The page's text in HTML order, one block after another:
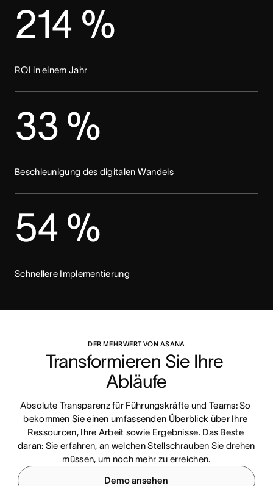
214 %
ROI in einem Jahr
33 %
Beschleunigung des digitalen Wandels
54 %
Schnellere Implementierung
DER MEHRWERT VON ASANA
Transformieren Sie Ihre
Abläufe
Absolute Transparenz für Führungskräfte und Teams: So
bekommen Sie einen umfassenden Überblick über Ihre
Ressourcen, Ihre Arbeit sowie Ergebnisse. Das Beste
daran: Sie erfahren, an welchen Stellschrauben Sie drehen
müssen, um noch mehr zu erreichen.
Demo ansehen